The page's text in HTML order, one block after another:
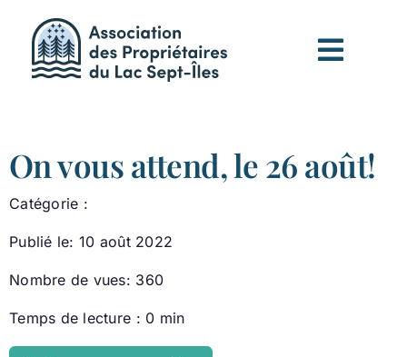
contenu
On vous attend, le 26 août!
Catégorie :
Publié le: 10 août 2022
Nombre de vues: 360
Temps de lecture : 0 min